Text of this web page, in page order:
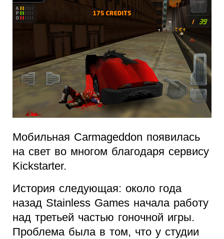
Мобильная Carmageddon появилась
на свет во многом благодаря сервису
Kickstarter.
История следующая: около года
назад Stainless Games начала работу
над третьей частью гоночной игры.
Проблема была в том, что у студии